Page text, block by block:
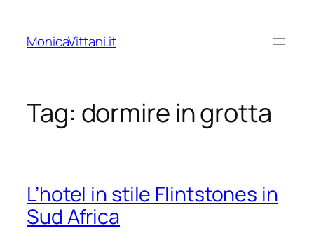
contenuto
MonicaVittani.it
Tag: dormire in grotta
L’hotel in stile Flintstones in
Sud Africa